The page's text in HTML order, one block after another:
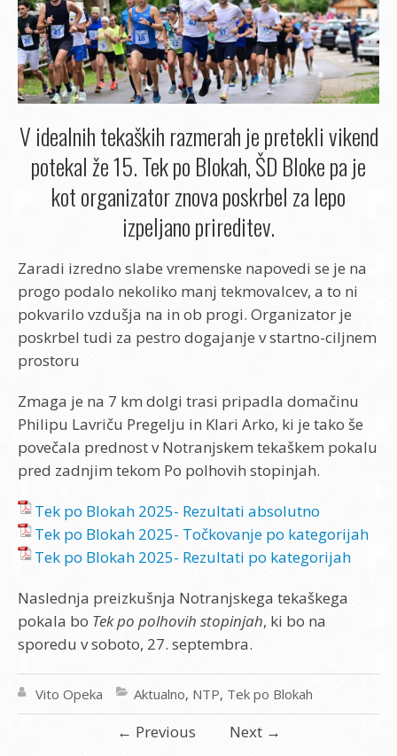
V idealnih tekaških razmerah je pretekli vikend
potekal že 15. Tek po Blokah, ŠD Bloke pa je
kot organizator znova poskrbel za lepo
izpeljano prireditev.
Zaradi izredno slabe vremenske napovedi se je na
progo podalo nekoliko manj tekmovalcev, a to ni
pokvarilo vzdušja na in ob progi. Organizator je
poskrbel tudi za pestro dogajanje v startno-ciljnem
prostoru
Zmaga je na 7 km dolgi trasi pripadla domačinu
Philipu Lavriču Pregelju in Klari Arko, ki je tako še
povečala prednost v Notranjskem tekaškem pokalu
pred zadnjim tekom Po polhovih stopinjah.
Tek po Blokah 2025- Rezultati absolutno
Tek po Blokah 2025- Točkovanje po kategorijah
Tek po Blokah 2025- Rezultati po kategorijah
Naslednja preizkušnja Notranjskega tekaškega
pokala bo Tek po polhovih stopinjah, ki bo na
sporedu v soboto, 27. septembra.
Vito Opeka Aktualno, NTP, Tek po Blokah
← Previous Next →